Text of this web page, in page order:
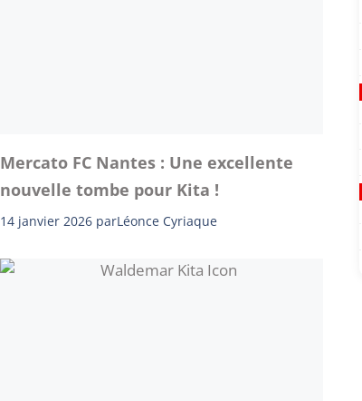
Mercato FC Nantes : Une excellente
nouvelle tombe pour Kita !
14 janvier 2026 parLéonce Cyriaque